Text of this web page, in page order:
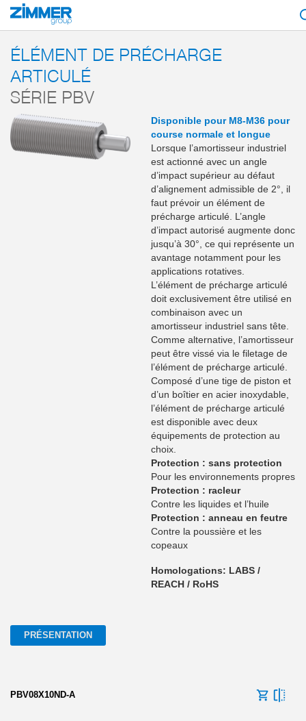
Démarrage Produits
ÉLÉMENT DE PRÉCHARGE
ARTICULÉ
SÉRIE PBV
Disponible pour M8-M36 pour
course normale et longue
Lorsque l’amortisseur industriel
est actionné avec un angle
d’impact supérieur au défaut
d’alignement admissible de 2°, il
faut prévoir un élément de
précharge articulé. L’angle
d’impact autorisé augmente donc
jusqu’à 30°, ce qui représente un
avantage notamment pour les
applications rotatives.
L’élément de précharge articulé
doit exclusivement être utilisé en
combinaison avec un
amortisseur industriel sans tête.
Comme alternative, l’amortisseur
peut être vissé via le filetage de
l’élément de précharge articulé.
Composé d’une tige de piston et
d’un boîtier en acier inoxydable,
l’élément de précharge articulé
est disponible avec deux
équipements de protection au
choix.
Protection : sans protection
Pour les environnements propres
Protection : racleur
Contre les liquides et l’huile
Protection : anneau en feutre
Contre la poussière et les
copeaux
Homologations: LABS /
REACH / RoHS
PRÉSENTATION
PBV08X10ND-A